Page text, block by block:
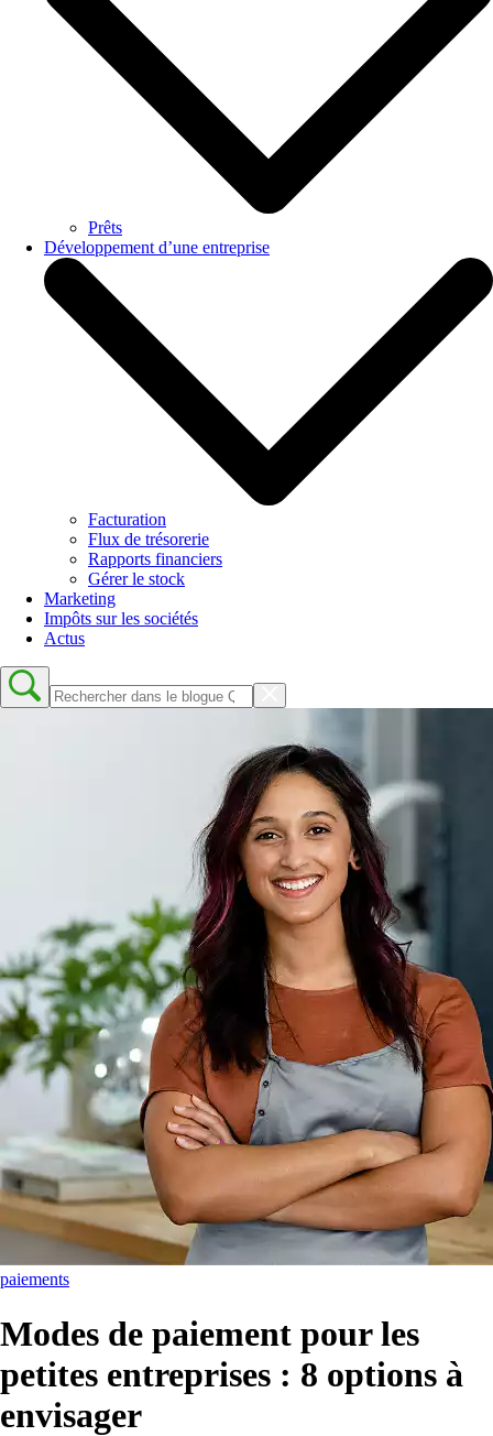
Prêts
Développement d’une entreprise
Facturation
Flux de trésorerie
Rapports financiers
Gérer le stock
Marketing
Impôts sur les sociétés
Actus
paiements
Modes de paiement pour les
petites entreprises : 8 options à
envisager